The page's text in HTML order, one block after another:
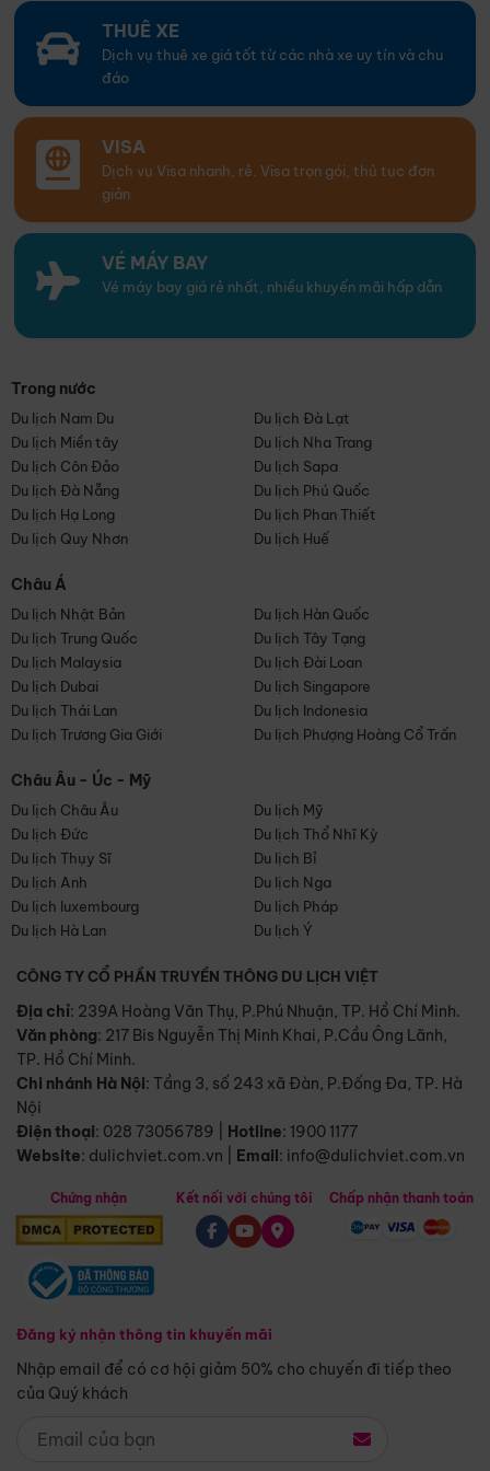
THUÊ XE
Dịch vụ thuê xe giá tốt từ các nhà xe uy tín và chu
đáo
VISA
Dịch vụ Visa nhanh, rẻ. Visa trọn gói, thủ tục đơn
giản
VÉ MÁY BAY
Vé máy bay giá rẻ nhất, nhiều khuyến mãi hấp dẫn
Trong nước
Du lịch Nam Du
Du lịch Đà Lạt
Du lịch Miền tây
Du lịch Nha Trang
Du lịch Côn Đảo
Du lịch Sapa
Du lịch Đà Nẵng
Du lịch Phú Quốc
Du lịch Hạ Long
Du lịch Phan Thiết
Du lịch Quy Nhơn
Du lịch Huế
Châu Á
Du lịch Nhật Bản
Du lịch Hàn Quốc
Du lịch Trung Quốc
Du lịch Tây Tạng
Du lịch Malaysia
Du lịch Đài Loan
Du lịch Dubai
Du lịch Singapore
Du lịch Thái Lan
Du lịch Indonesia
Du lịch Trương Gia Giới
Du lịch Phượng Hoàng Cổ Trấn
Châu Âu - Úc - Mỹ
Du lịch Châu Âu
Du lịch Mỹ
Du lịch Đức
Du lịch Thổ Nhĩ Kỳ
Du lịch Thụy Sĩ
Du lịch Bỉ
Du lịch Anh
Du lịch Nga
Du lịch luxembourg
Du lịch Pháp
Du lịch Hà Lan
Du lịch Ý
CÔNG TY CỔ PHẦN TRUYỀN THÔNG DU LỊCH VIỆT
Địa chỉ: 239A Hoàng Văn Thụ, P.Phú Nhuận, TP. Hồ Chí Minh.
Văn phòng: 217 Bis Nguyễn Thị Minh Khai, P.Cầu Ông Lãnh,
TP. Hồ Chí Minh.
Chi nhánh Hà Nội: Tầng 3, số 243 xã Đàn, P.Đống Đa, TP. Hà
Nội
Điện thoại: 028 73056789 Hotline: 1900 1177
Website: dulichviet.com.vn Email: info@dulichviet.com.vn
Chứng nhận
Đăng ký nhận thông tin khuyến mãi
Nhập email để có cơ hội giảm 50% cho chuyến đi tiếp theo
của Quý khách
Kết nối với chúng tôi Chấp nhận thanh toán